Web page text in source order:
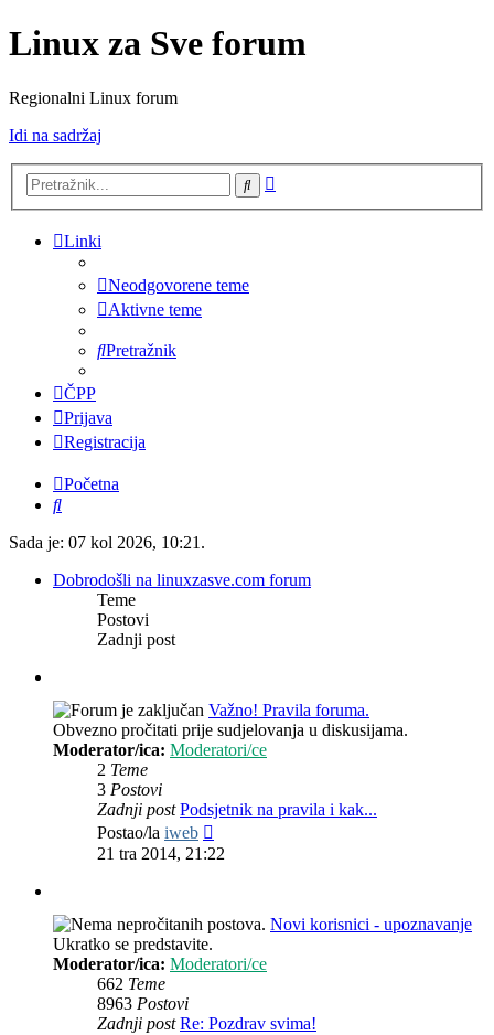
Linux za Sve forum
Regionalni Linux forum
Idi na sadržaj
Pretražnik
Linki
Neodgovorene teme
Aktivne teme
Pretražnik
ČPP
Prijava
Registracija
Početna
Pretražnik
Sada je: 07 kol 2026, 10:21.
Dobrodošli na linuxzasve.com forum
Teme
Postovi
Zadnji post
Važno! Pravila foruma.
Obvezno pročitati prije sudjelovanja u diskusijama.
Moderator/ica: Moderatori/ce
2 Teme
3 Postovi
Zadnji post Podsjetnik na pravila i kak...
Postao/la iweb
post
21 tra 2014, 21:22
Novi korisnici - upoznavanje
Ukratko se predstavite.
Moderator/ica: Moderatori/ce
662 Teme
8963 Postovi
Zadnji post Re: Pozdrav svima!